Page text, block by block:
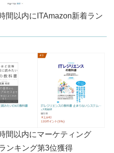
間以内にITAmazon新着ラン
間以内にマーケティング
ンキング第3位獲得